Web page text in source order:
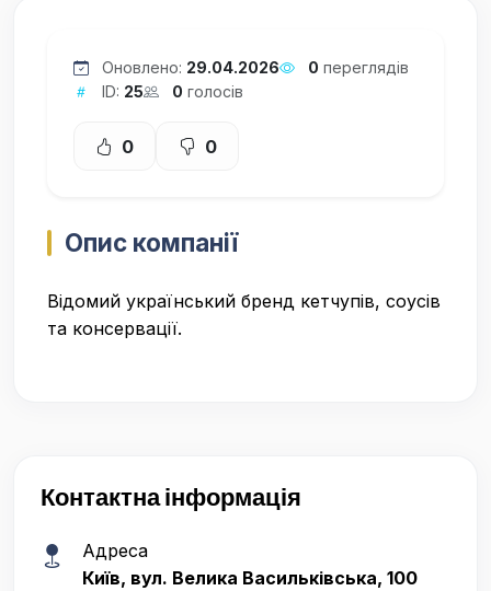
Оновлено: 29.04.2026 0 переглядів
ID: 25 0 голосів
0 0
Опис компанії
Відомий український бренд кетчупів, соусів
та консервації.
Контактна інформація
Адреса
Київ, вул. Велика Васильківська, 100